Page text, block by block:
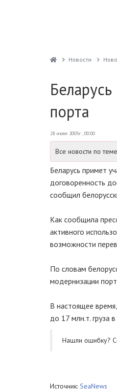
Новости
порта
28 июля 2005г., 00:00
Все новости по
Беларусь примет
договоренность
сообщил
Как сообщила
активного
возможности
По словам
модернизации
В настоящее
до 17 млн.т. груза
Нашли ошибку?
Источник: SeaNews